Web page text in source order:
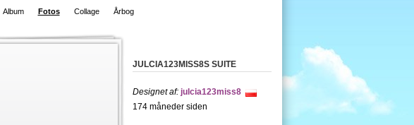
Album Fotos Collage Årbog
JULCIA123MISS8S SUITE
Designet af: julcia123miss8
174 måneder siden